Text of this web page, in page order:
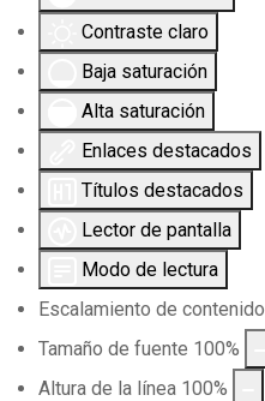
Contraste claro
Baja saturación
Alta saturación
Enlaces destacados
Títulos destacados
Lector de pantalla
Modo de lectura
Escalamiento de contenido
Tamaño de fuente 100%
Altura de la línea 100%